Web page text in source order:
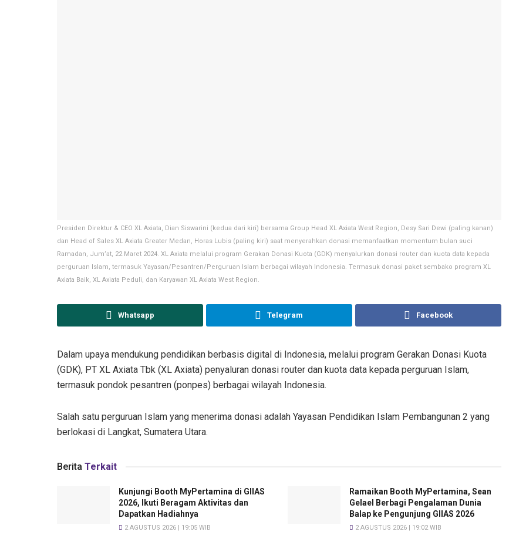
Presiden Direktur & CEO XL Axiata, Dian Siswarini (kedua dari kiri) bersama Group Head XL Axiata West Region, Desy Sari Dewi (paling kanan)
dan Head of Sales XL Axiata Greater Medan, Horas Lubis (paling kiri) saat menyerahkan donasi memanfaatkan momentum bulan suci
Ramadan, Jum’at, 22 Maret 2024. XL Axiata melalui program Gerakan Donasi Kuota (GDK) menyalurkan donasi router dan kuota data kepada
perguruan Islam, termasuk Yayasan/Pesantren/Perguruan Islam berbagai wilayah Indonesia. Termasuk donasi paket sembako program XL
Axiata Baik, XL Axiata Peduli, dan Karyawan XL Axiata West Region.
Whatsapp Telegram Facebook
Dalam upaya mendukung pendidikan berbasis digital di Indonesia, melalui program Gerakan Donasi Kuota
(GDK), PT XL Axiata Tbk (XL Axiata) penyaluran donasi router dan kuota data kepada perguruan Islam,
termasuk pondok pesantren (ponpes) berbagai wilayah Indonesia.
Salah satu perguruan Islam yang menerima donasi adalah Yayasan Pendidikan Islam Pembangunan 2 yang
berlokasi di Langkat, Sumatera Utara.
Berita Terkait
Kunjungi Booth MyPertamina di GIIAS
2026, Ikuti Beragam Aktivitas dan
Dapatkan Hadiahnya
2 AGUSTUS 2026 | 19:05 WIB
Ramaikan Booth MyPertamina, Sean
Gelael Berbagi Pengalaman Dunia
Balap ke Pengunjung GIIAS 2026
2 AGUSTUS 2026 | 19:02 WIB